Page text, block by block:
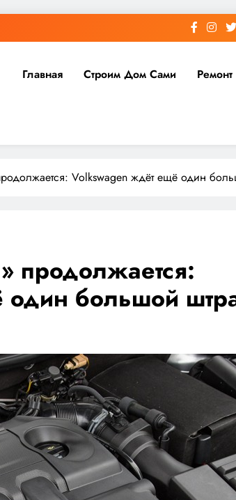
Главная Строим Дом Сами
Volkswagen ждёт ещё один
продолжается:
большой